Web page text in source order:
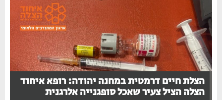
הצלת חיים דרמטית במחנה יהודה: רופא איחוד
הצלה הציל צעיר שאכל סופגנייה אלרגנית